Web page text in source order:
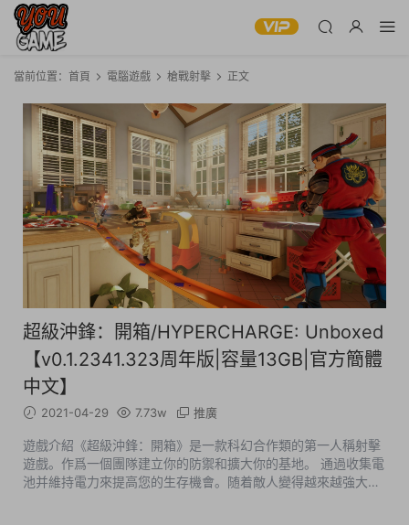
當前位置： 首頁 電腦遊戲 槍戰射擊 正文
超級沖鋒：開箱/HYPERCHARGE: Unboxed
【v0.1.2341.323周年版|容量13GB|官方簡體
中文】
2021-04-29 7.73w 推廣
遊戲介紹《超級沖鋒：開箱》是一款科幻合作類的第一人稱射擊
遊戲。作爲一個團隊建立你的防禦和擴大你的基地。 通過收集電
池并維持電力來提高您的生存機會。随着敵人變得越來越強大，